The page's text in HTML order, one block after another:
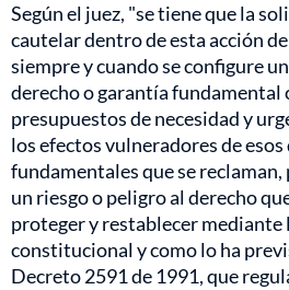
Según el juez, "se tiene que la
cautelar dentro de esta acción
siempre y cuando se configure
derecho o garantía
presupuestos de necesidad y
los efectos vulneradores de esos
fundamentales que se reclaman,
un riesgo o peligro al derecho
proteger y restablecer
constitucional y como lo ha
Decreto 2591 de 1991, que